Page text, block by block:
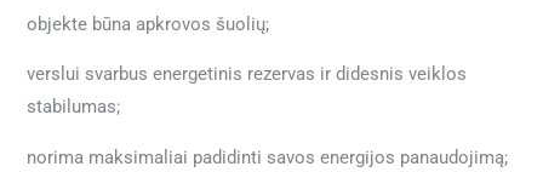
objekte būna apkrovos šuolių;
verslui svarbus energetinis rezervas ir didesnis veiklos
stabilumas;
norima maksimaliai padidinti savos energijos panaudojimą;